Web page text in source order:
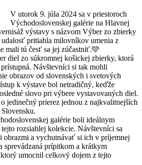
V utorok 9. júla 2024 sa v priestoroch
Východoslovenskej galérie na Hlavnej
výstavy s názvom Výber zo zbierky
pritiahla milovníkov umenia z
mali tú česť sa jej zúčastniť.🩵
diel zo súkromnej košickej zbierky, ktorá
Návštevníci si tak mohli
obrazov od slovenských i svetových
k výstave bol netradičný, keďže
slovo pri výbere vystavovaných diel.
jedinečný prierez jednou z najkvalitnejších
galérie boli ideálnym
rozsiahlej kolekcie. Návštevníci sa
obrazmi a vychutnávať si ich v príjemnej
sprevádzaná prípitkom a krátkym
umocnil celkový dojem z tejto